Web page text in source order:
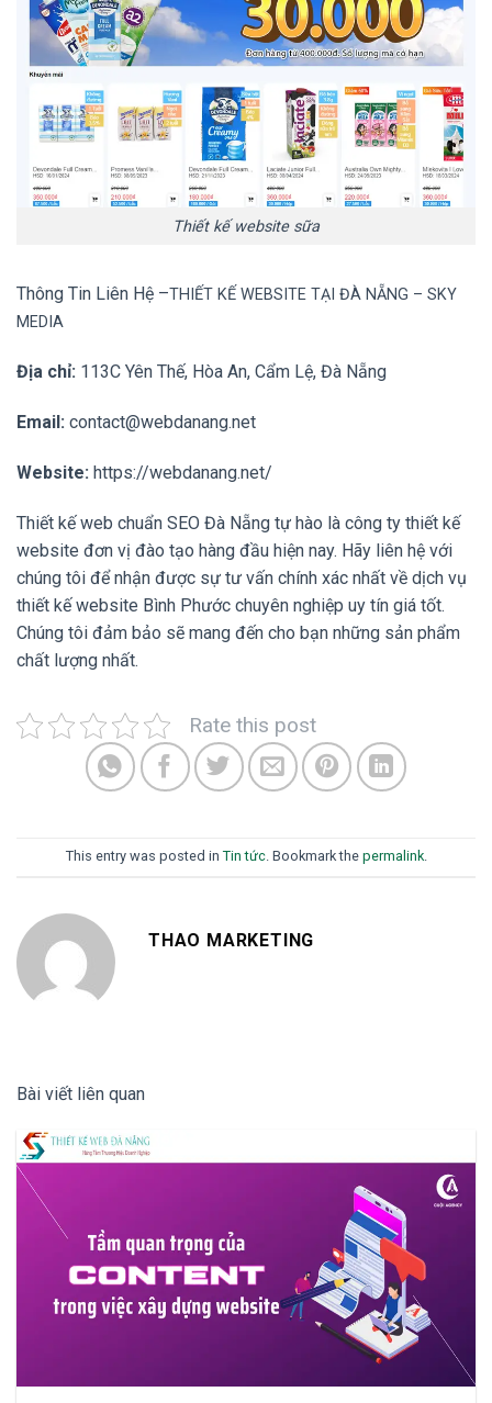
Thiết kế website sữa
Thông Tin Liên Hệ – THIẾT KẾ WEBSITE TẠI ĐÀ NẴNG – SKY
MEDIA
Địa chỉ: 113C Yên Thế, Hòa An, Cẩm Lệ, Đà Nẵng
Email: contact@webdanang.net
Website: https://webdanang.net/
Thiết kế web chuẩn SEO Đà Nẵng tự hào là công ty thiết kế
website đơn vị đào tạo hàng đầu hiện nay. Hãy liên hệ với
chúng tôi để nhận được sự tư vấn chính xác nhất về dịch vụ
thiết kế website Bình Phước chuyên nghiệp uy tín giá tốt.
Chúng tôi đảm bảo sẽ mang đến cho bạn những sản phẩm
chất lượng nhất.
Rate this post
This entry was posted in Tin tức. Bookmark the permalink.
THAO MARKETING
Bài viết liên quan